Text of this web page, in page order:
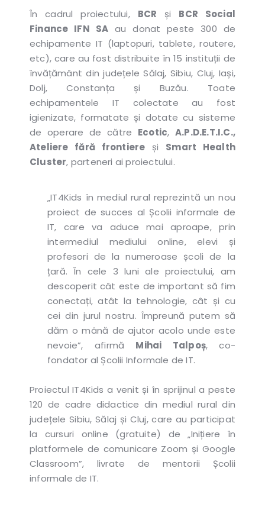
În cadrul proiectului, BCR și
BCR Social
Finance IFN SA au donat peste 300 de
echipamente IT (laptopuri, tablete, routere,
etc), care au fost distribuite în 15 instituții de
învățământ din județele Sălaj, Sibiu, Cluj, Iași,
Dolj, Constanța și Buzău. Toate
echipamentele IT colectate au fost
igienizate, formatate și dotate cu sisteme
de operare de către Ecotic,A.P.D.E.T.I.C.,
Ateliere fără frontiere și Smart Health
Cluster, parteneri ai proiectului.
„IT4Kids în mediul rural reprezintă un nou
proiect de succes al Școlii informale de
IT, care va aduce mai aproape, prin
intermediul mediului online, elevi și
profesori de la numeroase școli de la
țară. În cele 3 luni ale proiectului, am
descoperit cât este de important să fim
conectați, atât la tehnologie, cât și cu
cei din jurul nostru. Împreună putem să
dăm o mână de ajutor acolo unde este
nevoie”, afirmă Mihai Talpoș, co-
fondator al Școlii Informale de IT.
Proiectul IT4Kids a venit și în sprijinul a peste
120 de cadre didactice din mediul rural din
județele Sibiu, Sălaj și Cluj, care au participat
la cursuri online (gratuite) de „Inițiere în
platformele de comunicare Zoom și Google
Classroom”, livrate de mentorii Școlii
informale de IT.